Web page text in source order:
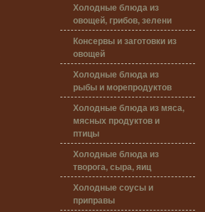
Холодные блюда из
овощей, грибов, зелени
Консервы и заготовки из
овощей
Холодные блюда из
рыбы и морепродуктов
Холодные блюда из мяса,
мясных продуктов и
птицы
Холодные блюда из
творога, сыра, яиц
Холодные соусы и
приправы